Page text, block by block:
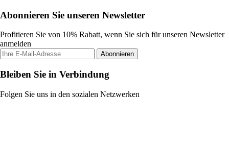
Abonnieren Sie unseren Newsletter
Profitieren Sie von 10% Rabatt, wenn Sie sich für unseren Newsletter
anmelden
Abonnieren
Bleiben Sie in Verbindung
Folgen Sie uns in den sozialen Netzwerken